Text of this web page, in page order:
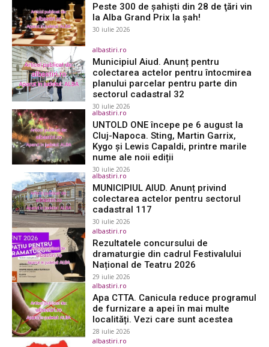
Peste 300 de şahişti din 28 de ţări vin
la Alba Grand Prix la şah!
30 iulie 2026
albastiri.ro
Municipiul Aiud. Anunț pentru
colectarea actelor pentru întocmirea
planului parcelar pentru parte din
sectorul cadastral 32
30 iulie 2026
albastiri.ro
UNTOLD ONE începe pe 6 august la
Cluj-Napoca. Sting, Martin Garrix,
Kygo și Lewis Capaldi, printre marile
nume ale noii ediții
30 iulie 2026
albastiri.ro
MUNICIPIUL AIUD. Anunț privind
colectarea actelor pentru sectorul
cadastral 117
30 iulie 2026
albastiri.ro
Rezultatele concursului de
dramaturgie din cadrul Festivalului
Național de Teatru 2026
29 iulie 2026
albastiri.ro
Apa CTTA. Canicula reduce programul
de furnizare a apei în mai multe
localități. Vezi care sunt acestea
28 iulie 2026
albastiri.ro